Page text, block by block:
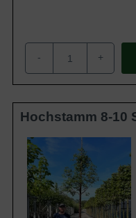
- +
Hochstamm 8-10